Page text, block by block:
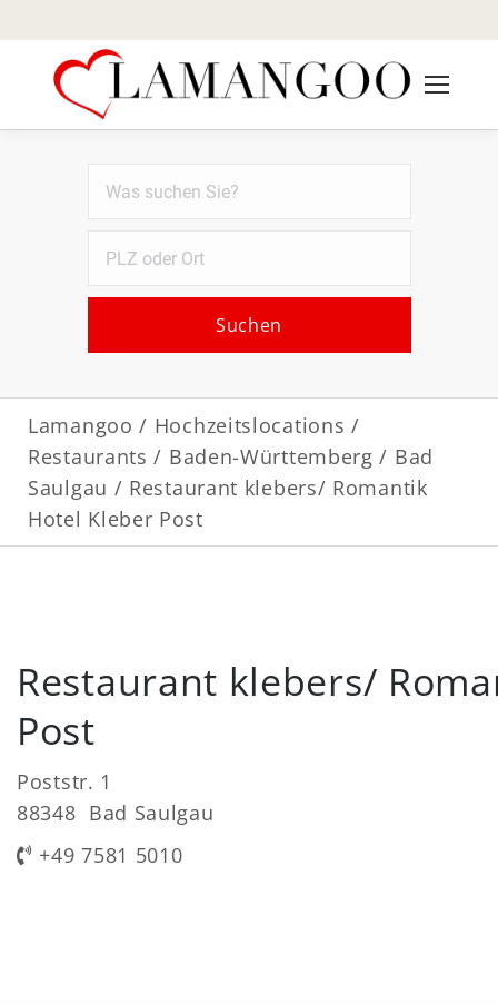
Suchen
Lamangoo / Hochzeitslocations /
Restaurants / Baden-Württemberg / Bad
Saulgau / Restaurant klebers/ Romantik
Hotel Kleber Post
Restaurant klebers/
Post
Poststr. 1
88348 Bad Saulgau
+49 7581 5010